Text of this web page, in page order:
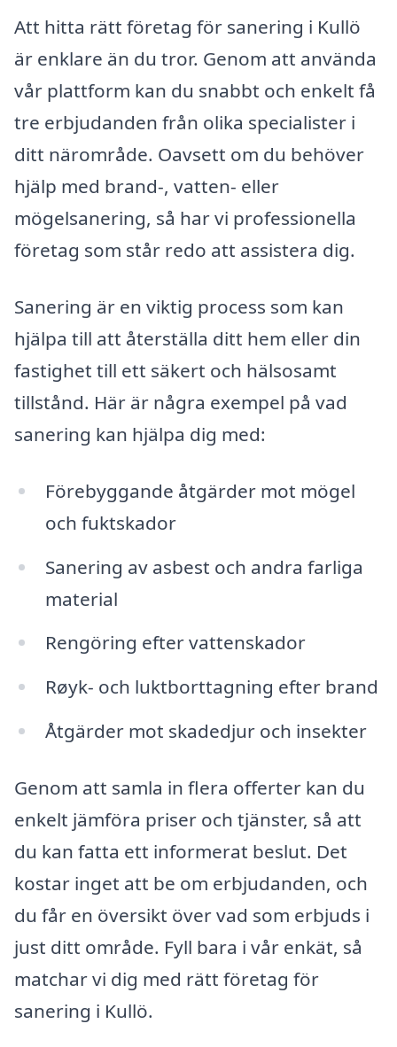
Att hitta rätt företag för sanering i Kullö
är enklare än du tror. Genom att använda
vår plattform kan du snabbt och enkelt få
tre erbjudanden från olika specialister i
ditt närområde. Oavsett om du behöver
hjälp med brand-, vatten- eller
mögelsanering, så har vi professionella
företag som står redo att assistera dig.
Sanering är en viktig process som kan
hjälpa till att återställa ditt hem eller din
fastighet till ett säkert och hälsosamt
tillstånd. Här är några exempel på vad
sanering kan hjälpa dig med:
Förebyggande åtgärder mot mögel
och fuktskador
Sanering av asbest och andra farliga
material
Rengöring efter vattenskador
Røyk- och luktborttagning efter brand
Åtgärder mot skadedjur och insekter
Genom att samla in flera offerter kan du
enkelt jämföra priser och tjänster, så att
du kan fatta ett informerat beslut. Det
kostar inget att be om erbjudanden, och
du får en översikt över vad som erbjuds i
just ditt område. Fyll bara i vår enkät, så
matchar vi dig med rätt företag för
sanering i Kullö.